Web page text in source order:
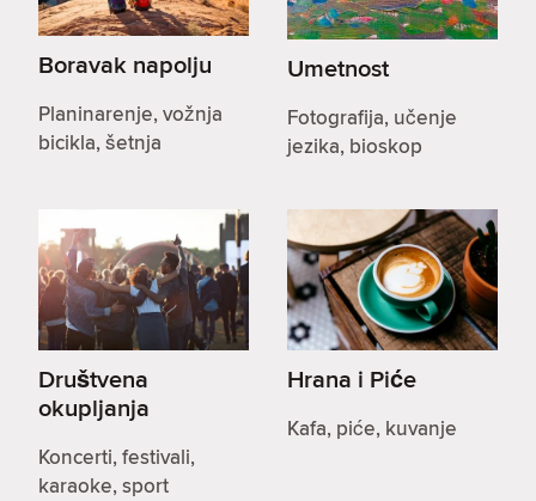
Boravak napolju
Planinarenje, vožnja
bicikla, šetnja
Umetnost
Fotografija, učenje
jezika, bioskop
Društvena
okupljanja
Koncerti, festivali,
karaoke, sport
Hrana i Piće
Kafa, piće, kuvanje